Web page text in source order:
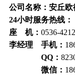
公司名称：安丘欧
24小时服务热线：
座 机： 0536-
李经理 手机：
QQ：
微信：